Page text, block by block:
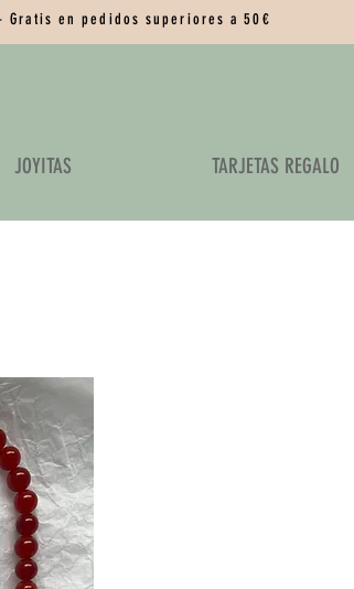
- Gratis en pedidos superiores a 50€
JOYITAS TARJETAS REGALO